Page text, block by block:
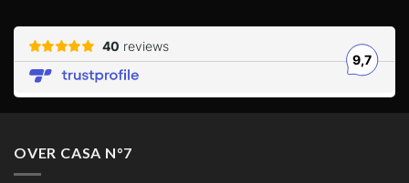
OVER CASA N°7